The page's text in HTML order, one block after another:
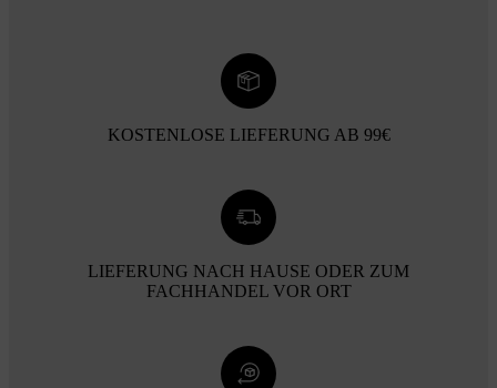
KOSTENLOSE LIEFERUNG AB 99€
LIEFERUNG NACH HAUSE ODER ZUM
FACHHANDEL VOR ORT